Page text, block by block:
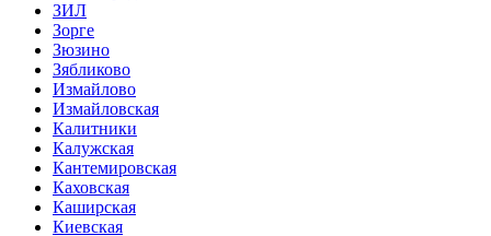
ЗИЛ
Зорге
Зюзино
Зябликово
Измайлово
Измайловская
Калитники
Калужская
Кантемировская
Каховская
Каширская
Киевская